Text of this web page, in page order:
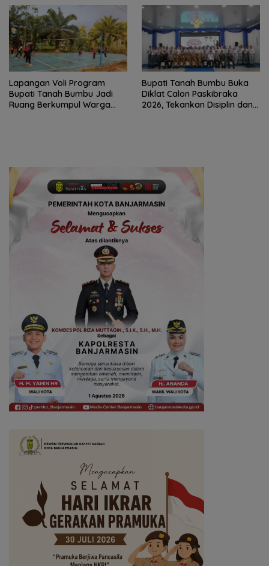
Lapangan Voli Program
Bupati Tanah Bumbu Jadi
Ruang Berkumpul Warga
Bupati Tanah Bumbu Buka
Diklat Calon Paskibraka
2026, Tekankan Disiplin dan